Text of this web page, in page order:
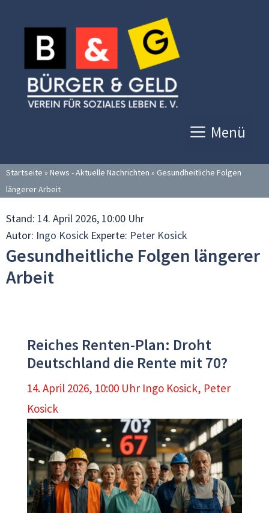
Inhalt
springen
Menü
Startseite » News - Aktuelle Nachrichten » Gesundheitliche Folgen
längerer Arbeit
Stand: 14. April 2026, 10:00 Uhr
Autor: Ingo Kosick Experte: Peter Kosick
Gesundheitliche Folgen längerer
Arbeit
Reiches Renten-Plan: Droht
Deutschland die Rente mit 70?
14. April 2026, 10:00 Uhr Ingo Kosick, Peter
Kosick